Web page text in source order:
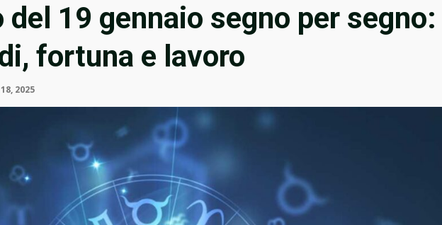
del 19 gennaio segno per segno:
fortuna e lavoro
2025